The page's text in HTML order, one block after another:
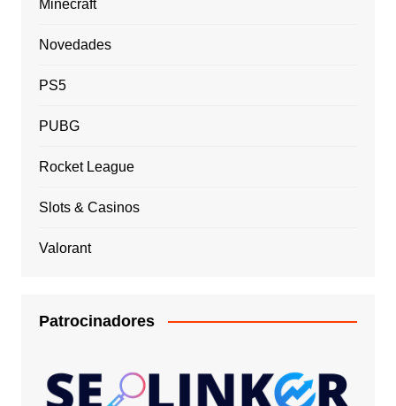
Minecraft
Novedades
PS5
PUBG
Rocket League
Slots & Casinos
Valorant
Patrocinadores